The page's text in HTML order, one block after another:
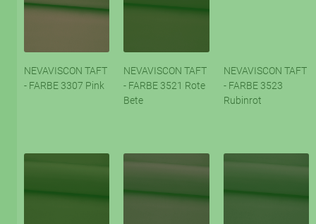
NEVAVISCON TAFT
- FARBE 3307 Pink
NEVAVISCON TAFT
- FARBE 3521 Rote
Bete
NEVAVISCON TAFT
- FARBE 3523
Rubinrot